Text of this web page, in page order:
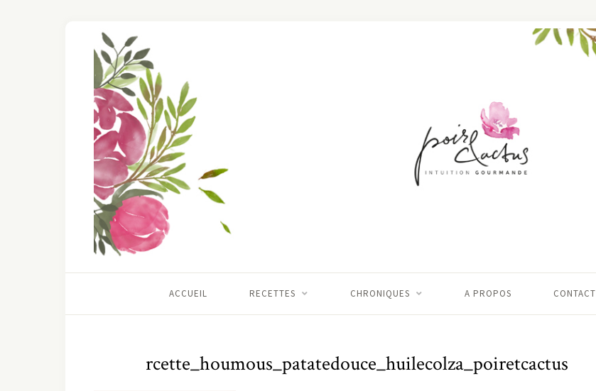
ACCUEIL RECETTES CHRONIQUES A PROPOS CONTACT
rcette_houmous_patatedouce_huilecolza_poiretcactus